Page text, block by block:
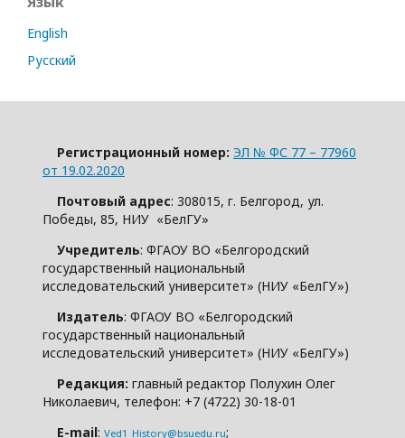
English
Русский
Регистрационный номер: ЭЛ № ФС 77 – 77960
от 19.02.2020
Почтовый адрес: 308015, г. Белгород, ул.
Победы, 85, НИУ «БелГУ»
Учредитель: ФГАОУ ВО «Белгородский
государственный национальный
исследовательский университет» (НИУ «БелГУ»)
Издатель: ФГАОУ ВО «Белгородский
государственный национальный
исследовательский университет» (НИУ «БелГУ»)
Редакция: главный редактор Полухин Олег
Николаевич, телефон: +7 (4722) 30-18-01
E-mail: Ved1_History@bsuedu.ru;